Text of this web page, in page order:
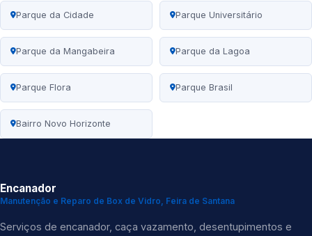
Parque da Cidade Parque Universitário
Parque da Mangabeira Parque da Lagoa
Parque Flora Parque Brasil
Bairro Novo Horizonte
Encanador
Manutenção e Reparo de Box de Vidro, Feira de Santana
Serviços de encanador, caça vazamento, desentupimentos e